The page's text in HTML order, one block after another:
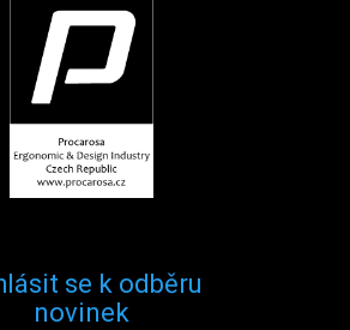
se k odběru
novinek